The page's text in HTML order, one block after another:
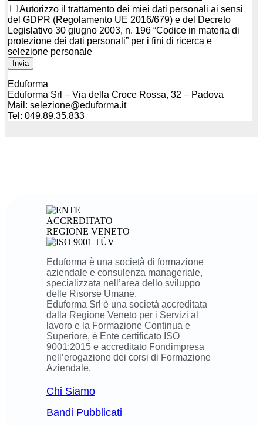
Autorizzo il trattamento dei miei dati personali ai sensi
del GDPR (Regolamento UE 2016/679) e del Decreto
Legislativo 30 giugno 2003, n. 196 “Codice in materia di
protezione dei dati personali” per i fini di ricerca e
selezione personale
Eduforma
Eduforma Srl – Via della Croce Rossa, 32 – Padova
Mail: selezione@eduforma.it
Tel: 049.89.35.833
Eduforma è una società di formazione
aziendale e consulenza manageriale,
specializzata nell’area dello sviluppo
delle Risorse Umane.
Eduforma Srl è una società accreditata
dalla Regione Veneto per i Servizi al
lavoro e la Formazione Continua e
Superiore, è Ente certificato ISO
9001:2015 e accreditato Fondimpresa
nell’erogazione dei corsi di Formazione
Aziendale.
Chi Siamo
Bandi Pubblicati